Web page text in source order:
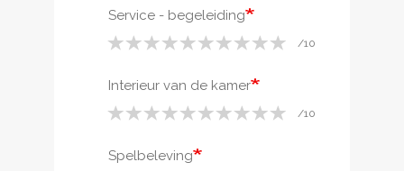
Service - begeleiding
Interieur van de kamer
Spelbeleving